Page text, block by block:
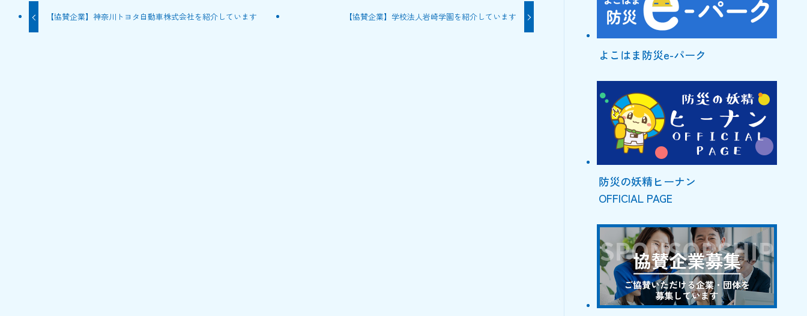
【協賛企業】神奈川トヨタ自動車株式会社を紹介しています 【協賛企業】学校法人岩崎学園を紹介しています
よこはま防災e-パーク
防災の妖精ヒーナン
OFFICIAL PAGE